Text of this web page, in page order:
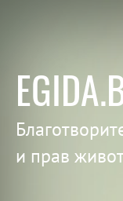
и прав